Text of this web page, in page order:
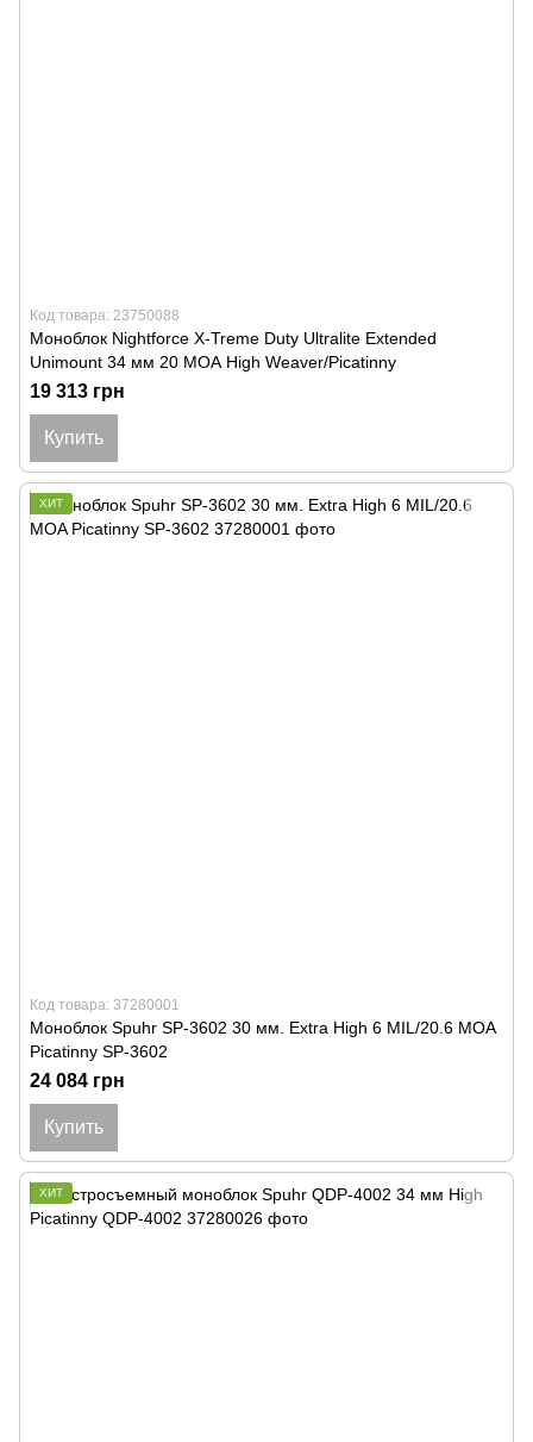
Код товара: 23750088
Моноблок Nightforce X-Treme Duty Ultralite Extended
Unimount 34 мм 20 МОА High Weaver/Picatinny
19 313 грн
Купить
ХИТ
Код товара: 37280001
Моноблок Spuhr SP-3602 30 мм. Extra High 6 MIL/20.6 MOA
Picatinny SP-3602
24 084 грн
Купить
ХИТ